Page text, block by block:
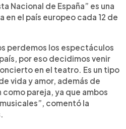
Nacional de España” es una
el país europeo cada 12 de
perdemos los espectáculos
por eso decidimos venir
en el teatro. Es un tipo
vida y amor, además de
pareja, ya que ambos
comentó la